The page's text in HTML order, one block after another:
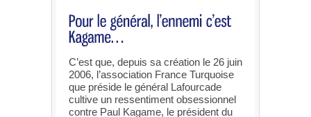
C’est que, depuis sa création le 26 juin
2006, l’association France Turquoise
que préside le général Lafourcade
cultive un ressentiment obsessionnel
contre Paul Kagame, le président du